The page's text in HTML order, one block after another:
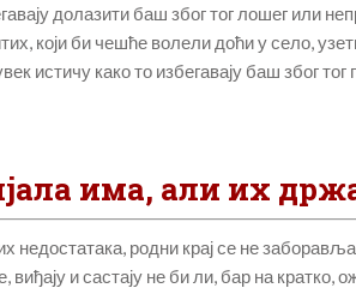
долазити баш због тог лошег или
који би чешће волели доћи у село,
истичу како то избегавају баш због
има, али их
недостатака, родни крај се не
виђају и састају не би ли, бар на